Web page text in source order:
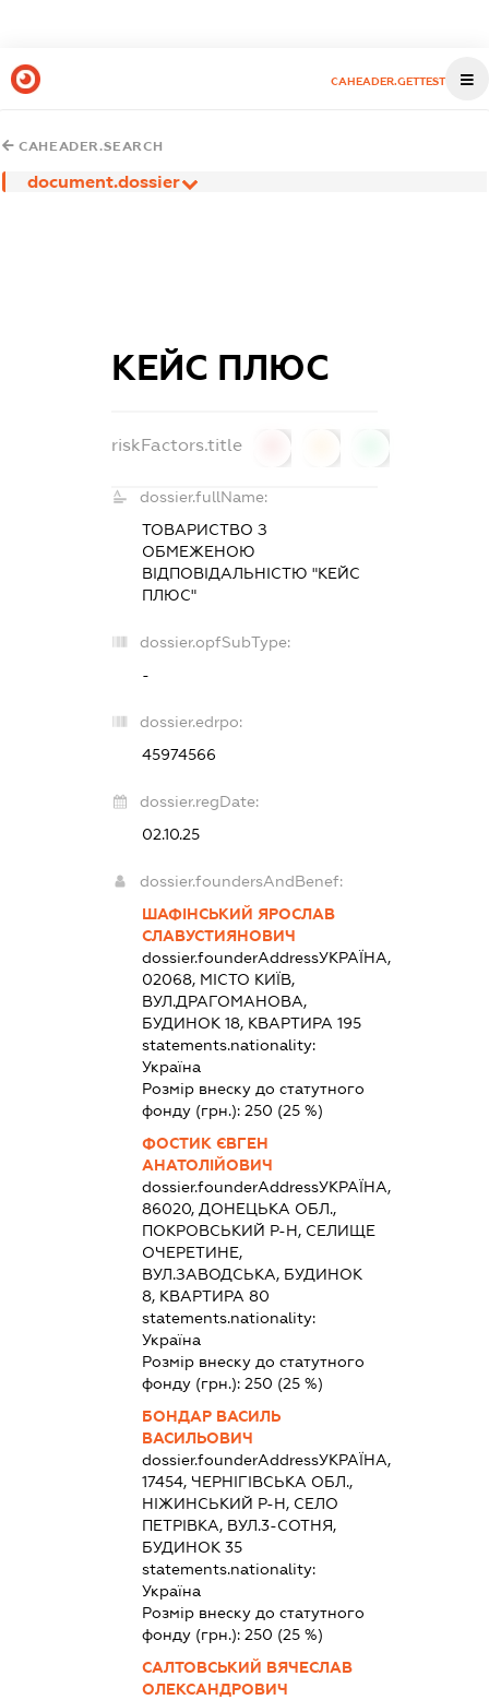
CAHEADER.GETTEST
CAHEADER.SEARCH
document.dossier
КЕЙС ПЛЮС
riskFactors.title
dossier.fullName:
ТОВАРИСТВО З
ОБМЕЖЕНОЮ
ВІДПОВІДАЛЬНІСТЮ "КЕЙС
ПЛЮС"
dossier.opfSubType:
-
dossier.edrpo:
45974566
dossier.regDate:
02.10.25
dossier.foundersAndBenef:
ШАФІНСЬКИЙ ЯРОСЛАВ
СЛАВУСТИЯНОВИЧ
dossier.founderAddressУКРАЇНА,
02068, МІСТО КИЇВ,
ВУЛ.ДРАГОМАНОВА,
БУДИНОК 18, КВАРТИРА 195
statements.nationality:
Україна
Розмір внеску до статутного
фонду (грн.): 250 (25 %)
ФОСТИК ЄВГЕН
АНАТОЛІЙОВИЧ
dossier.founderAddressУКРАЇНА,
86020, ДОНЕЦЬКА ОБЛ.,
ПОКРОВСЬКИЙ Р-Н, СЕЛИЩЕ
ОЧЕРЕТИНЕ,
ВУЛ.ЗАВОДСЬКА, БУДИНОК
8, КВАРТИРА 80
statements.nationality:
Україна
Розмір внеску до статутного
фонду (грн.): 250 (25 %)
БОНДАР ВАСИЛЬ
ВАСИЛЬОВИЧ
dossier.founderAddressУКРАЇНА,
17454, ЧЕРНІГІВСЬКА ОБЛ.,
НІЖИНСЬКИЙ Р-Н, СЕЛО
ПЕТРІВКА, ВУЛ.3-СОТНЯ,
БУДИНОК 35
statements.nationality:
Україна
Розмір внеску до статутного
фонду (грн.): 250 (25 %)
САЛТОВСЬКИЙ ВЯЧЕСЛАВ
ОЛЕКСАНДРОВИЧ